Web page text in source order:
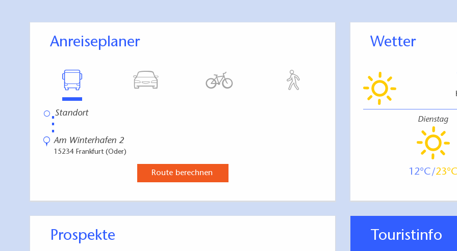
Anreiseplaner
⋮
Am Winterhafen 2
15234 Frankfurt (Oder)
Route berechnen
Wetter
Dienstag
12 23
Prospekte Touristinfo